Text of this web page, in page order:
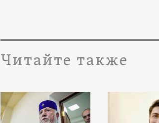
Читайте также